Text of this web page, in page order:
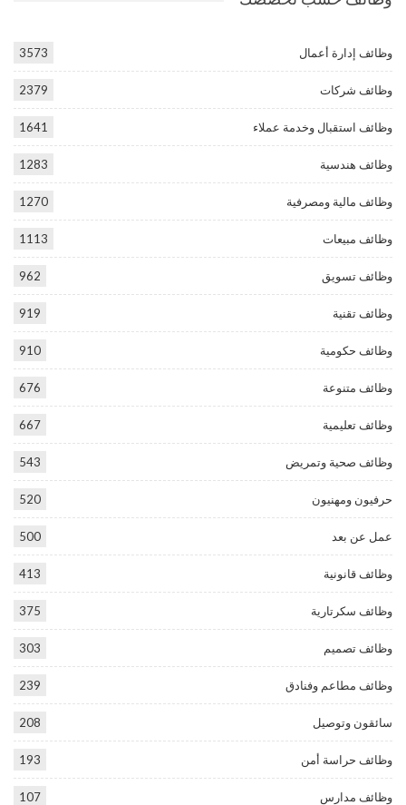
وظائف إدارة أعمال 3573
وظائف شركات 2379
وظائف استقبال وخدمة عملاء 1641
وظائف هندسية 1283
وظائف مالية ومصرفية 1270
وظائف مبيعات 1113
وظائف تسويق 962
وظائف تقنية 919
وظائف حكومية 910
وظائف متنوعة 676
وظائف تعليمية 667
وظائف صحية وتمريض 543
حرفيون ومهنيون 520
عمل عن بعد 500
وظائف قانونية 413
وظائف سكرتارية 375
وظائف تصميم 303
وظائف مطاعم وفنادق 239
سائقون وتوصيل 208
وظائف حراسة أمن 193
وظائف مدارس 107